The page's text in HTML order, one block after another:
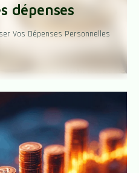
dépenses
Vos Dépenses Personnelles